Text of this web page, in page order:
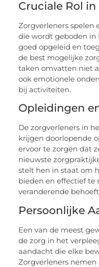
Cruciale Rol
Zorgverleners spelen
die wordt geboden in
goed opgeleid en
de best mogelijke
taken omvatten niet
ook emotionele
bij activiteiten.
Opleidingen
De zorgverleners in
krijgen doorlopende
ervoor te zorgen dat
nieuwste
stelt hen in staat om
bieden en effectief te
veranderende
Persoonlijke
Een van de meest
de zorg in het
aandacht die elke
Zorgverleners